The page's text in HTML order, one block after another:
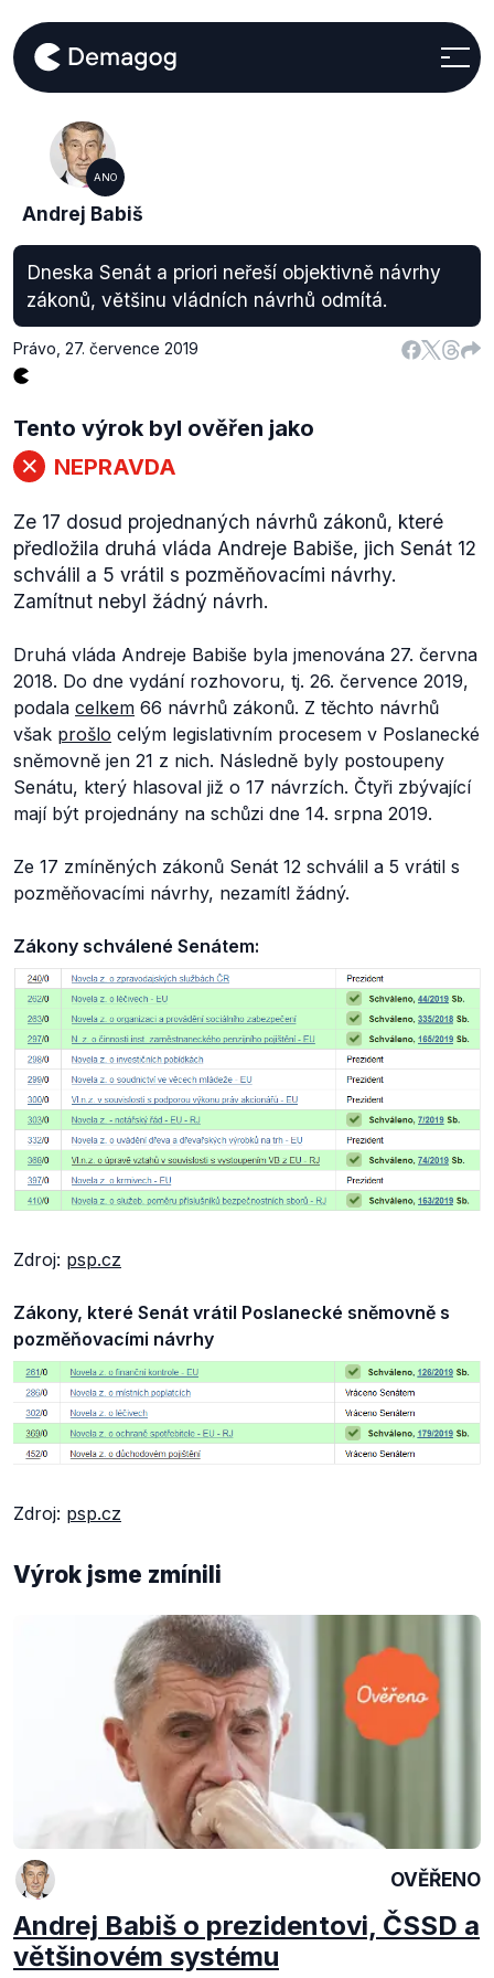
ANO
Andrej Babiš
Dneska Senát a priori neřeší objektivně návrhy
zákonů, většinu vládních návrhů odmítá.
Právo 27. července 2019
Tento výrok byl ověřen jako
NEPRAVDA
Ze 17 dosud projednaných návrhů zákonů, které
předložila druhá vláda Andreje Babiše, jich Senát 12
schválil a 5 vrátil s pozměňovacími návrhy.
Zamítnut nebyl žádný návrh.
Druhá vláda Andreje Babiše byla jmenována 27. června
2018. Do dne vydání rozhovoru, tj. 26. července 2019,
podala celkem 66 návrhů zákonů. Z těchto návrhů
však prošlo celým legislativním procesem v Poslanecké
sněmovně jen 21 z nich. Následně byly postoupeny
Senátu, který hlasoval již o 17 návrzích. Čtyři zbývající
mají být projednány na schůzi dne 14. srpna 2019.
Ze 17 zmíněných zákonů Senát 12 schválil a 5 vrátil s
pozměňovacími návrhy, nezamítl žádný.
Zákony schválené Senátem:
Zdroj: psp.cz
Zákony, které Senát vrátil Poslanecké sněmovně s
pozměňovacími návrhy
Zdroj: psp.cz
Výrok jsme zmínili
OVĚŘENO
Andrej Babiš o prezidentovi, ČSSD a
většinovém systému